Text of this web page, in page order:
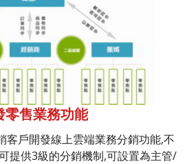
零售業務功能
客戶開發線上雲端業務分銷功能,不
提供3級的分銷機制,可設置為主管/